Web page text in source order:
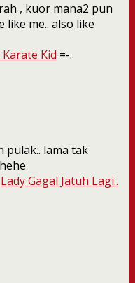
, kuor mana2 pun
like me.. also like
Kid =-.
pulak.. lama tak
Lady Gagal Jatuh Lagi..